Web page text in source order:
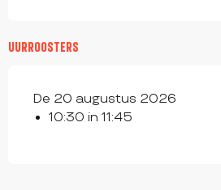
UURROOSTERS
De 20 augustus 2026
10:30 in 11:45